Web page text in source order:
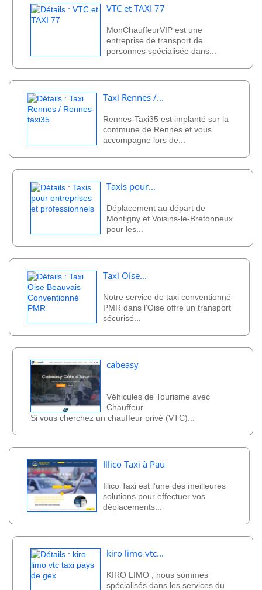
VTC et TAXI 77
MonChauffeurVIP est une
entreprise de transport de
personnes spécialisée dans...
Taxi Rennes /...
Rennes-Taxi35 est implanté sur la
commune de Rennes et vous
accompagne lors de...
Taxis pour...
Déplacement au départ de
Montigny et Voisins-le-Bretonneux
pour les...
Taxi Oise...
Notre service de taxi conventionné
PMR dans l'Oise offre un transport
sécurisé...
cabeasy
Véhicules de Tourisme avec
Chauffeur
Si vous cherchez un chauffeur privé (VTC)...
Illico Taxi à Pau
Illico Taxi est l’une des meilleures
solutions pour effectuer vos
déplacements...
kiro limo vtc...
KIRO LIMO , nous sommes
spécialisés dans les services du